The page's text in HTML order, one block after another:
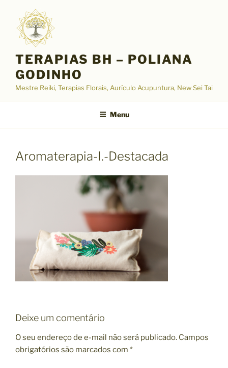
conteúdo
TERAPIAS BH – POLIANA
GODINHO
Mestre Reiki, Terapias Florais, Aurículo Acupuntura, New Sei Tai
Menu
Aromaterapia-I.-Destacada
Deixe um comentário
O seu endereço de e-mail não será publicado. Campos
obrigatórios são marcados com *